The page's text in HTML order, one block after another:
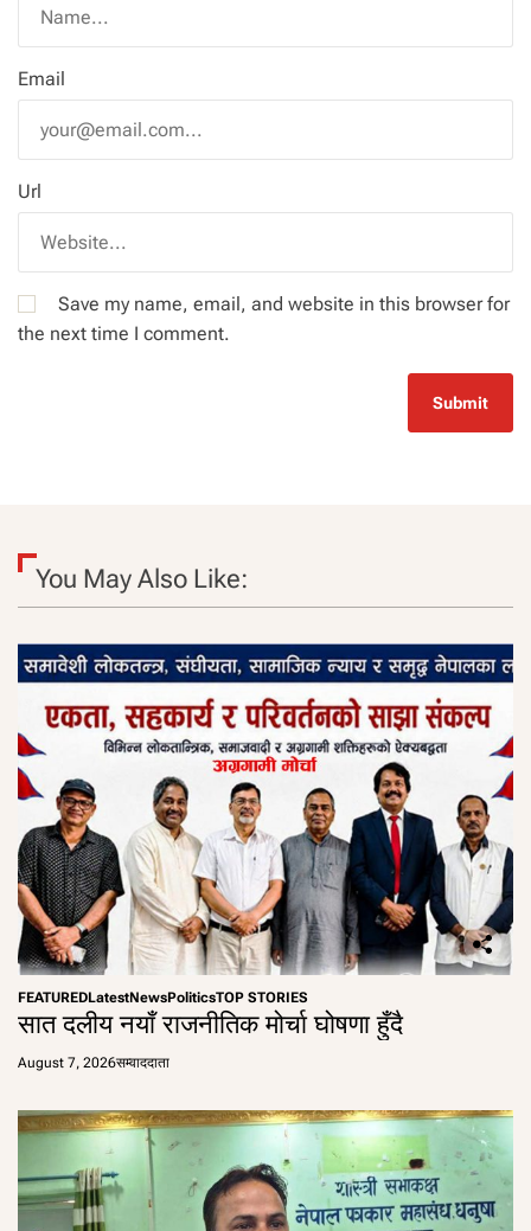
Email
Url
Save my name, email, and website in this browser for
the next time I comment.
You May Also Like:
FEATUREDLatestNewsPoliticsTOP STORIES
सात दलीय नयाँ राजनीतिक मोर्चा घोषणा हुँदै
August 7, 2026सम्वाददाता